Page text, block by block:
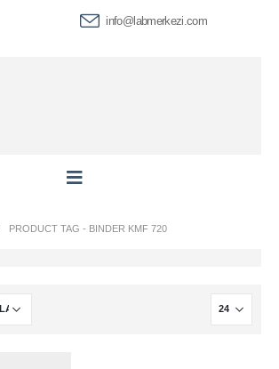
info@labmerkezi.com
PRODUCT TAG - BINDER KMF 720